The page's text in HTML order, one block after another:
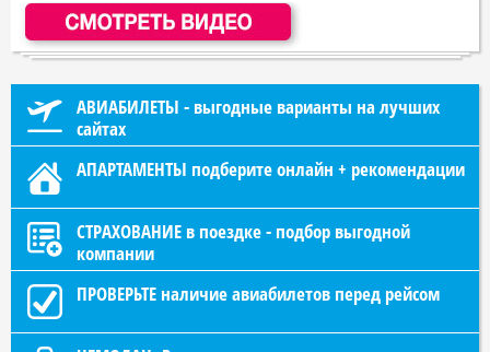
АВИАБИЛЕТЫ - выгодные варианты на лучших
сайтах
АПАРТАМЕНТЫ подберите онлайн + рекомендации
СТРАХОВАНИЕ в поездке - подбор выгодной
компании
ПРОВЕРЬТЕ наличие авиабилетов перед рейсом